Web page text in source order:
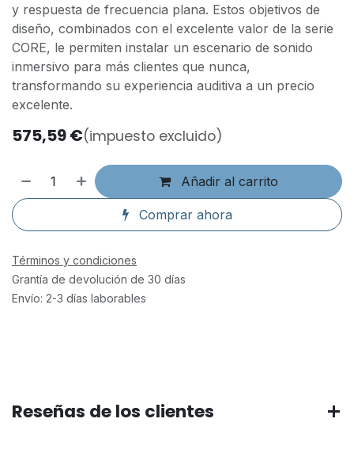
y respuesta de frecuencia plana. Estos objetivos de
diseño, combinados con el excelente valor de la serie
CORE, le permiten instalar un escenario de sonido
inmersivo para más clientes que nunca,
transformando su experiencia auditiva a un precio
excelente.
575,59€(impuesto excluido)
Añadir al carrito
Comprar ahora
Términos y condiciones
Grantía de devolución de 30 días
Envío: 2-3 días laborables
Reseñas de los clientes